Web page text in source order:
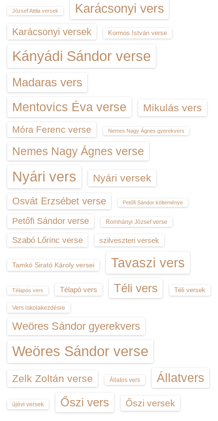
József Attila versek Karácsonyi vers
Karácsonyi versek Kormos István verse
Kányádi Sándor verse
Madaras vers
Mentovics Éva verse Mikulás vers
Móra Ferenc verse Nemes Nagy Ágnes gyerekvers
Nemes Nagy Ágnes verse
Nyári vers Nyári versek
Osvát Erzsébet verse Petőfi Sándor költeménye
Petőfi Sándor verse Romhányi József verse
Szabó Lőrinc verse szilveszteri versek
Tamkó Sirató Károly versei Tavaszi vers
Télapós vers Télapó vers Téli vers Téli versek
Vers iskolakezdésre
Weöres Sándor gyerekvers
Weöres Sándor verse
Zelk Zoltán verse Állatos vers Állatvers
újévi versek Őszi vers Őszi versek